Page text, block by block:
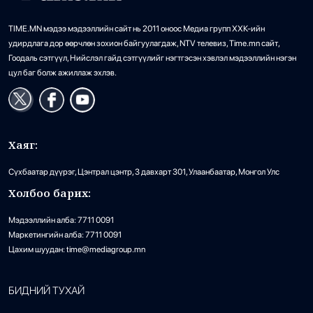
TIME.MN мэдээ мэдээллийн сайт нь 2011 оноос Медиа групп ХХК-ийн
удирдлага дор өөрчлөн зохион байгуулагдаж, NTV телевиз, Time.mn сайт,
Гоодаль сэтгүүл, Нийслэл гайд сэтгүүлийг нэгтгэсэн хэвлэл мэдээллийн нэгэн
цул баг болж ажиллаж эхлэв.
Хаяг:
Сүхбаатар дүүрэг, Цэнтрал цэнтр, 3 давхарт 301, Улаанбаатар, Монгол Улс
Холбоо барих:
Мэдээллийн алба: 7711 0091
Маркетингийн алба: 7711 0091
Цахим шуудан: time@mediagroup.mn
БИДНИЙ ТУХАЙ